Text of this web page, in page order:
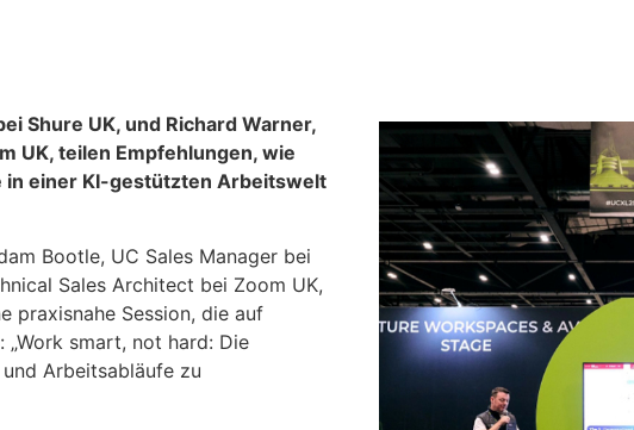
Shure UK, und Richard Warner,
UK, teilen Empfehlungen, wie
einer KI-gestützten Arbeitswelt
Bootle, UC Sales Manager bei
Sales Architect bei Zoom UK,
praxisnahe Session, die auf
„Work smart, not hard: Die
Arbeitsabläufe zu